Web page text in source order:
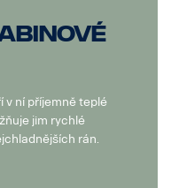
v ní příjemně teplé
jim rychlé
rán.